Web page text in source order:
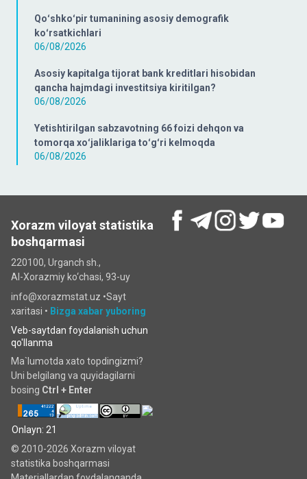
Qoʻshkoʻpir tumanining asosiy demografik
koʻrsatkichlari
06/08/2026
Asosiy kapitalga tijorat bank kreditlari hisobidan
qancha hajmdagi investitsiya kiritilgan?
06/08/2026
Yetishtirilgan sabzavotning 66 foizi dehqon va
tomorqa xoʻjaliklariga toʻgʻri kelmoqda
06/08/2026
Xorazm viloyat statistika
boshqarmasi
220100, Urganch sh.,
Al-Xorazmiy ko‘chаsi, 93-uy
info@xorazmstat.uz •Sayt
xaritasi • Bizga xabar yuboring
Veb-saytdan foydalanish uchun
qo'llanma
Ma`lumotda xato topdingizmi?
Uni belgilang va quyidagilarni
bosing Ctrl + Enter
Onlayn: 21
© 2010-2026 Xorazm viloyat
statistika boshqarmasi